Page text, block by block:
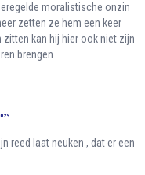
moralistische onzin
zetten ze hem een keer
zitten kan hij hier ook niet zijn
brengen
reed laat neuken , dat er een